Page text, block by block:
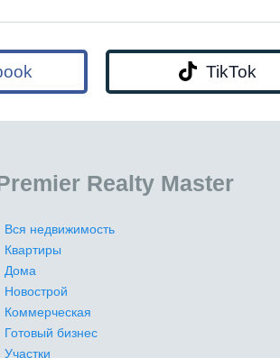
TikTok
Realty Master
Вся недвижимость
Квартиры
Дома
Новострой
Коммерческая
Готовый бизнес
Участки